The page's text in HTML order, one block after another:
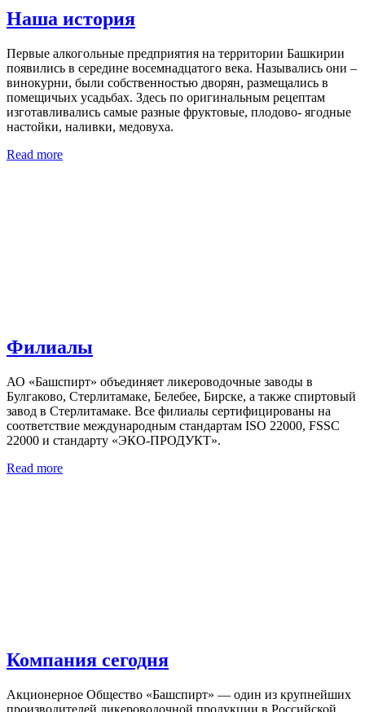
Наша история
Первые алкогольные предприятия на территории Башкирии
появились в середине восемнадцатого века. Назывались они –
винокурни, были собственностью дворян, размещались в
помещичьих усадьбах. Здесь по оригинальным рецептам
изготавливались самые разные фруктовые, плодово- ягодные
настойки, наливки, медовуха.
Read more
Филиалы
АО «Башспирт» объединяет ликероводочные заводы в
Булгаково, Стерлитамаке, Белебее, Бирске, а также спиртовый
завод в Стерлитамаке. Все филиалы сертифицированы на
соответствие международным стандартам ISO 22000, FSSC
22000 и стандарту «ЭКО-ПРОДУКТ».
Read more
Компания сегодня
Акционерное Общество «Башспирт» — один из крупнейших